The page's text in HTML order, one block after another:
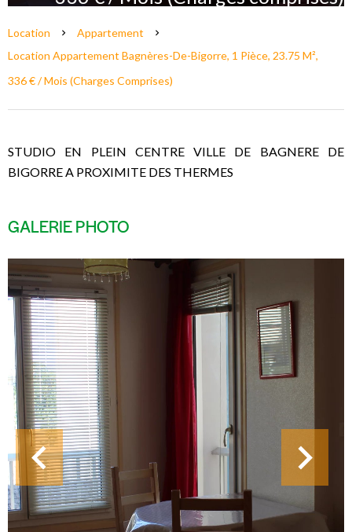
Location
Appartement
Location Appartement Bagnères-De-Bigorre, 1 Pièce, 23.75 M²,
336 € / Mois (Charges Comprises)
STUDIO EN PLEIN CENTRE VILLE DE BAGNERE DE
BIGORRE A PROXIMITE DES THERMES
GALERIE PHOTO